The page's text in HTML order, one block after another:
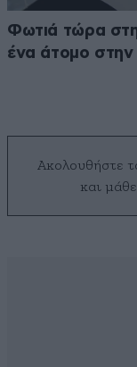
Φωτιά τώρα
ένα άτομο
Ακολουθήστε
και